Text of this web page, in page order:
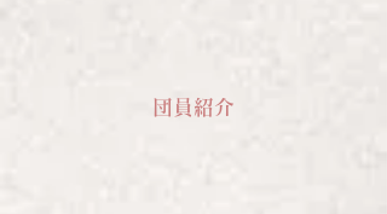
​団員紹介